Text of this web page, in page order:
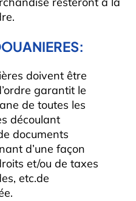
doivent être
garantit le
de toutes les
découlant
documents
d’une façon
et/ou de taxes
etc.de